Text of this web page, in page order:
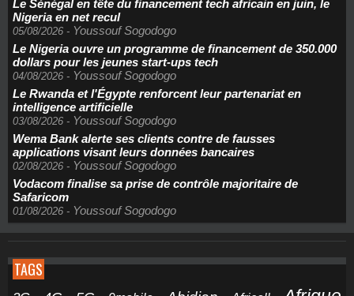
Le Sénégal en tête du financement tech africain en juin, le
Nigeria en net recul
05/08/2026 - Youssouf Sogodogo
Le Nigeria ouvre un programme de financement de 350.000
dollars pour les jeunes start-ups tech
04/08/2026 - Youssouf Sogodogo
Le Rwanda et l'Égypte renforcent leur partenariat en
intelligence artificielle
03/08/2026 - Youssouf Sogodogo
Wema Bank alerte ses clients contre de fausses
applications visant leurs données bancaires
02/08/2026 - Youssouf Sogodogo
Vodacom finalise sa prise de contrôle majoritaire de
Safaricom
01/08/2026 - Youssouf Sogodogo
TAGS